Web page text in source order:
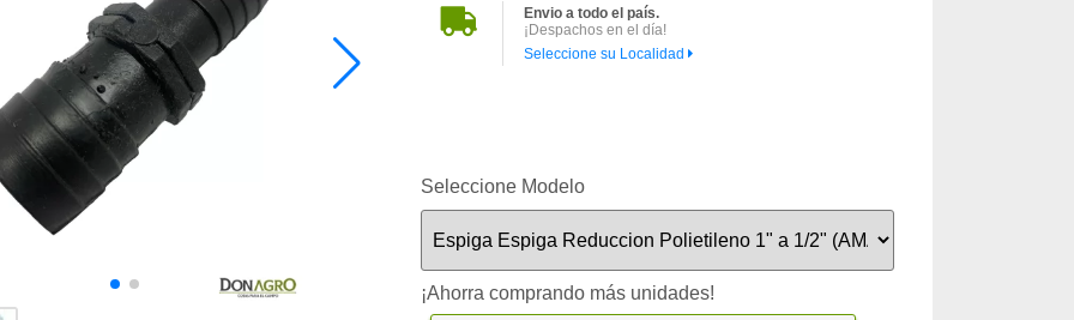
Envio a todo el país.
¡Despachos en el día!
Seleccione su Localidad
Seleccione Modelo
¡Ahorra comprando más unidades!